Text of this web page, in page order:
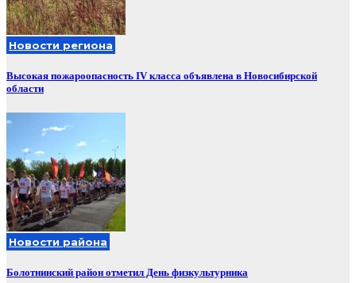
Новости региона
Высокая пожароопасность IV класса объявлена в Новосибирской
области
Новости района
Болотнинский район отметил День физкультурника